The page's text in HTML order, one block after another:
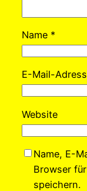
Name *
E-Mail-
Website
Name, E-
Browser
speichern.